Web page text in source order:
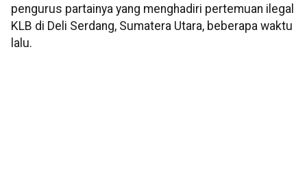
pengurus partainya yang menghadiri pertemuan ilegal
KLB di Deli Serdang, Sumatera Utara, beberapa waktu
lalu.